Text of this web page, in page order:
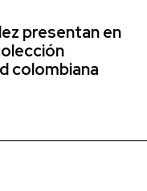
presentan en
colombiana